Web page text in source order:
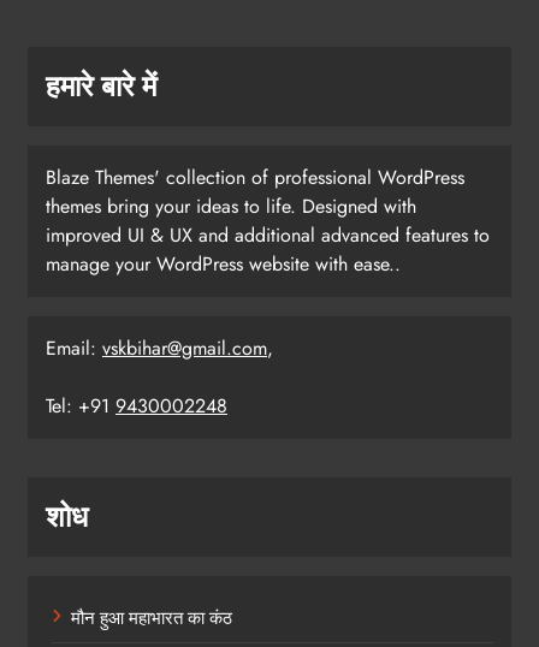
हमारे बारे में
Blaze Themes' collection of professional WordPress
themes bring your ideas to life. Designed with
improved UI & UX and additional advanced features to
manage your WordPress website with ease..
Email: vskbihar@gmail.com,
Tel: +91 9430002248
शोध
मौन हुआ महाभारत का कंठ